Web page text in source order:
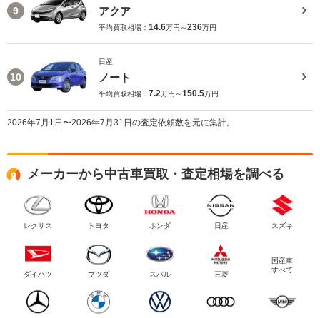
9 アクア
平均買取相場： 14.6万円～236万円
10
日産
ノート
平均買取相場： 7.2万円～150.5万円
2026年7月1日〜2026年7月31日の査定依頼数を元に集計。
メーカーから中古車買取・査定相場を調べる
レクサス トヨタ ホンダ 日産 スズキ
ダイハツ マツダ スバル 三菱
国産車
すべて